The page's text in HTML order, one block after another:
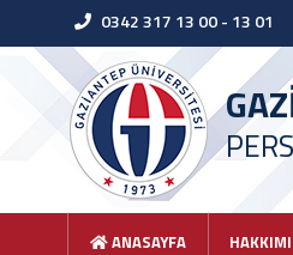
0342 317 13 00 - 13 01
ANASAYFA